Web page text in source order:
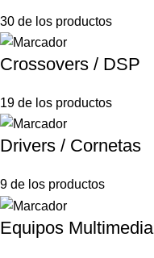
30 de los productos
Crossovers / DSP
19 de los productos
Drivers / Cornetas
9 de los productos
Equipos Multimedia